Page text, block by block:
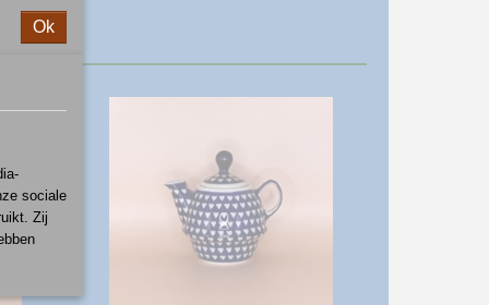
Ok
sociale
Zij